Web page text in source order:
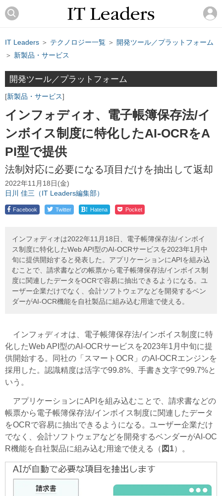
IT Leaders ＞ テクノロジー一覧 ＞ 開発ツール／プラットフォーム
＞ 新製品・サービス
開発ツール／プラットフォーム
新製品・サービス
インフォディオ、電子帳簿保存法/イ
ンボイス制度に特化したAI-OCRをA
PI型で提供
法制対応に必要になる項目だけを抽出して返却
2022年11月18日(金)
日川 佳三（IT Leaders編集部）
Facebook Twitter ! Hatena Pocket
インフォディオは2022年11月18日、電子帳簿保存法/インボイ
ス制度に特化したWeb API型のAI-OCRサービスを2023年1月中
旬に提供開始すると発表した。アプリケーションにAPIを組み込
むことで、請求書などの帳票から電子帳簿保存法/インボイス制
度に関連したデータをOCRで容易に抽出できるようになる。ユ
ーザー企業だけでなく、会計ソフトウェアなどを開発するベン
ダーがAI-OCR機能を自社製品に組み込む用途で使える。
インフォディオは、電子帳簿保存法/インボイス制度に特
化したWeb API型のAI-OCRサービスを2023年1月中旬に提
供開始する。同社の「スマートOCR」のAI-OCRエンジンを
採用した。認識精度は活字で99.8%、手書き文字で99.7%と
いう。
アプリケーションにAPIを組み込むことで、請求書などの
帳票から電子帳簿保存法/インボイス制度に関連したデータ
をOCRで容易に抽出できるようになる。ユーザー企業だけ
でなく、会計ソフトウェアなどを開発するベンダーがAI-OC
R機能を自社製品に組み込む用途で使える（ 図1）。